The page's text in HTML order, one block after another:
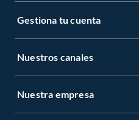
LIbro de reclamaciones
Legales
Gestiona tu cuenta
Mi cuenta
Nuestros canales
Tiendas Sodimac y Maestro
Nuestra empresa